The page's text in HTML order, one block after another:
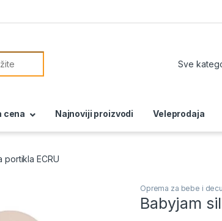
cena Najnoviji proizvodi Veleprodaja
portikla ECRU
Oprema za bebe i decu
Babyjam